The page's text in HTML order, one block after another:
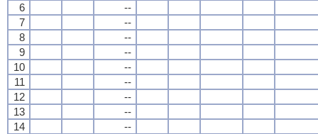
6
--
7
--
8
--
9
--
10
--
11
--
12
--
13
--
14
--